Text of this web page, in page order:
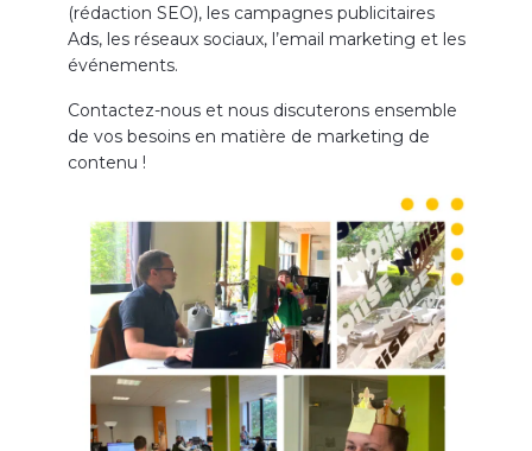
(rédaction SEO), les campagnes publicitaires
Ads, les réseaux sociaux, l’email marketing et les
événements.
Contactez-nous et nous discuterons ensemble
de vos besoins en matière de marketing de
contenu !